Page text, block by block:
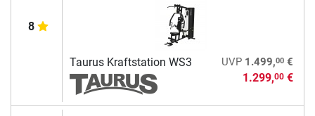
8
Taurus Kraftstation WS3 UVP 1.499,00€
1.299,00€